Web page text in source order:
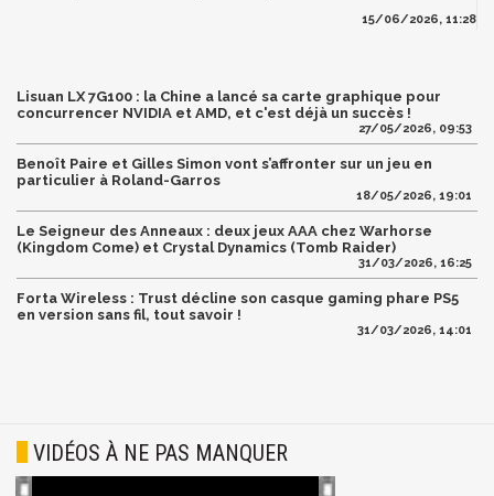
15/06/2026, 11:28
Lisuan LX 7G100 : la Chine a lancé sa carte graphique pour
concurrencer NVIDIA et AMD, et c'est déjà un succès !
27/05/2026, 09:53
Benoît Paire et Gilles Simon vont s’affronter sur un jeu en
particulier à Roland-Garros
18/05/2026, 19:01
Le Seigneur des Anneaux : deux jeux AAA chez Warhorse
(Kingdom Come) et Crystal Dynamics (Tomb Raider)
31/03/2026, 16:25
Forta Wireless : Trust décline son casque gaming phare PS5
en version sans fil, tout savoir !
31/03/2026, 14:01
VIDÉOS À NE PAS MANQUER